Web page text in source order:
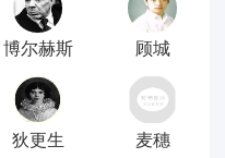
博尔赫斯 顾城
狄更生 麦穗